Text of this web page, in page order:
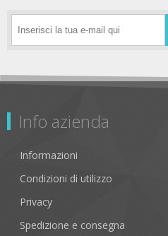
Info azienda
Informazioni
Condizioni di utilizzo
Privacy
Spedizione e consegna